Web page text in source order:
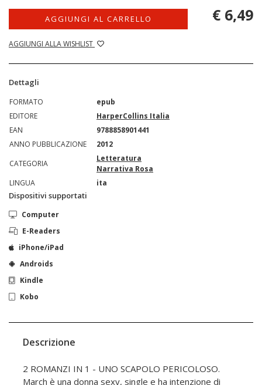
AGGIUNGI AL CARRELLO
AGGIUNGI ALLA WISHLIST
€ 6,49
Dettagli
FORMATO
epub
EDITORE
HarperCollins Italia
EAN
9788858901441
ANNO PUBBLICAZIONE
2012
CATEGORIA
Letteratura
Narrativa Rosa
LINGUA
ita
Dispositivi supportati
Computer
E-Readers
iPhone/iPad
Androids
Kindle
Kobo
Descrizione
2 ROMANZI IN 1 - UNO SCAPOLO PERICOLOSO.
March è una donna sexy, single e ha intenzione di